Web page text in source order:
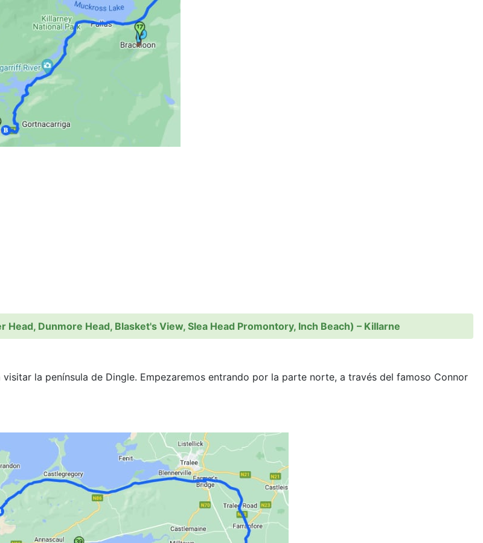
Dunmore Head, Blasket's View, Slea Head Promontory, Inch Beach) – Killarne
la península de Dingle. Empezaremos entrando por la parte norte, a través del famoso Connor